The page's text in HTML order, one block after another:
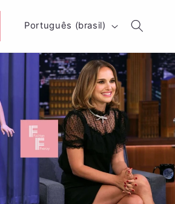
m
a
Português (brasil)